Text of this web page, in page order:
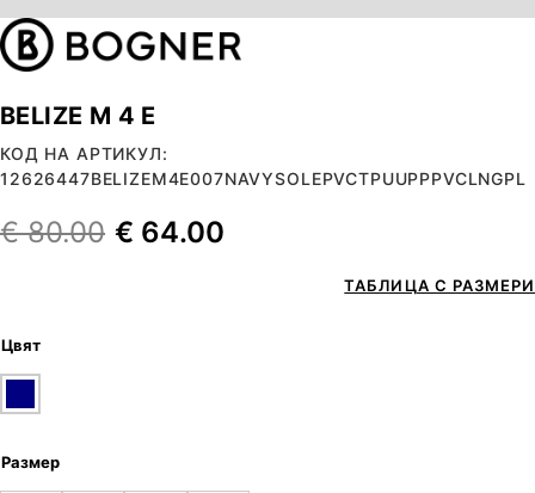
BELIZE M 4 E
КОД НА АРТИКУЛ:
12626447BELIZEM4E007NAVYSOLEPVCTPUUPPPVCLNGPL
€80.00 € 64.00
ТАБЛИЦА С РАЗМЕРИ
Цвят
Размер